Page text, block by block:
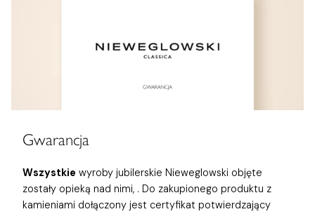
Gwarancja
Wszystkie wyroby jubilerskie Nieweglowski objęte
zostały opieką nad nimi, . Do zakupionego produktu z
kamieniami dołączony jest certyfikat potwierdzający